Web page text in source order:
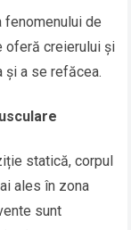
fenomenului de
oferă creierului și
și a se refăcea.
statică, corpul
ales în zona
sunt